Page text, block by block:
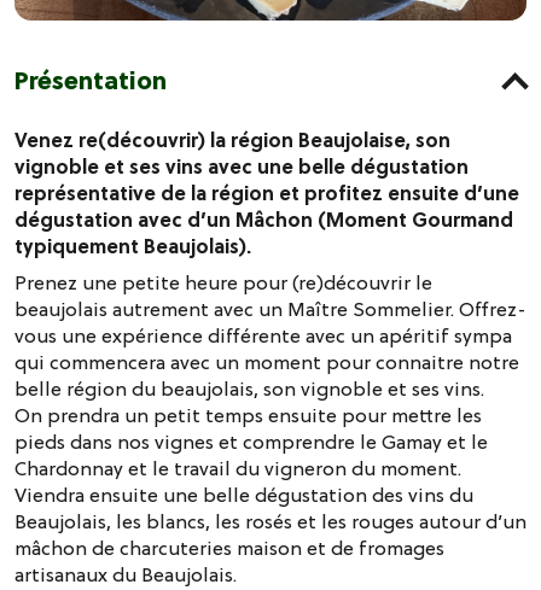
Présentation
Venez re(découvrir) la région Beaujolaise, son
vignoble et ses vins avec une belle dégustation
représentative de la région et profitez ensuite d’une
dégustation avec d’un Mâchon (Moment Gourmand
typiquement Beaujolais).
Prenez une petite heure pour (re)découvrir le
beaujolais autrement avec un Maître Sommelier. Offrez-
vous une expérience différente avec un apéritif sympa
qui commencera avec un moment pour connaitre notre
belle région du beaujolais, son vignoble et ses vins.
On prendra un petit temps ensuite pour mettre les
pieds dans nos vignes et comprendre le Gamay et le
Chardonnay et le travail du vigneron du moment.
Viendra ensuite une belle dégustation des vins du
Beaujolais, les blancs, les rosés et les rouges autour d’un
mâchon de charcuteries maison et de fromages
artisanaux du Beaujolais.